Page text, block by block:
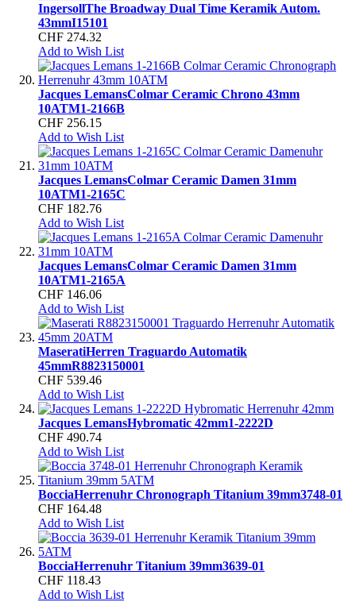
IngersollThe Broadway Dual Time Keramik Autom.
43mmI15101
CHF 274.32
Add to Wish List
Jacques LemansColmar Ceramic Chrono 43mm
10ATM1-2166B
CHF 256.15
Add to Wish List
Jacques LemansColmar Ceramic Damen 31mm
10ATM1-2165C
CHF 182.76
Add to Wish List
Jacques LemansColmar Ceramic Damen 31mm
10ATM1-2165A
CHF 146.06
Add to Wish List
MaseratiHerren Traguardo Automatik
45mmR8823150001
CHF 539.46
Add to Wish List
Jacques LemansHybromatic 42mm1-2222D
CHF 490.74
Add to Wish List
BocciaHerrenuhr Chronograph Titanium 39mm3748-01
CHF 164.48
Add to Wish List
BocciaHerrenuhr Titanium 39mm3639-01
CHF 118.43
Add to Wish List